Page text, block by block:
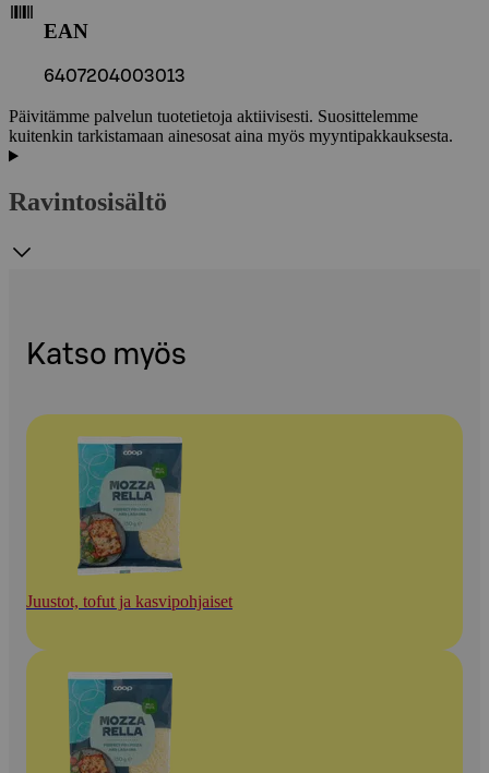
EAN
6407204003013
Päivitämme palvelun tuotetietoja aktiivisesti. Suosittelemme
kuitenkin tarkistamaan ainesosat aina myös myyntipakkauksesta.
Ravintosisältö
Katso myös
Juustot, tofut ja kasvipohjaiset